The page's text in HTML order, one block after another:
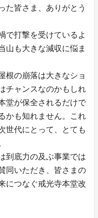
た皆さま、ありがとう
で打撃を受けているよ
山も大きな減収に悩ま
根の崩落は大きなショ
チャンスなのかもしれ
堂が保全されるだけで
かも知れません。これ
世代にとって、とても
到底力の及ぶ事業では
同いただき、皆さまの
につなぐ戒光寺本堂改